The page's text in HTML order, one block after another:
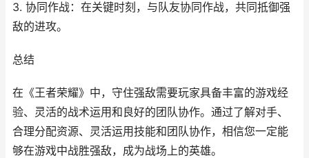
3. 协同作战：在关键时刻，与队友协同作战，共同抵御强
敌的进攻。
总结
在《王者荣耀》中，守住强敌需要玩家具备丰富的游戏经
验、灵活的战术运用和良好的团队协作。通过了解对手、
合理分配资源、灵活运用技能和团队协作，相信您一定能
够在游戏中战胜强敌，成为战场上的英雄。